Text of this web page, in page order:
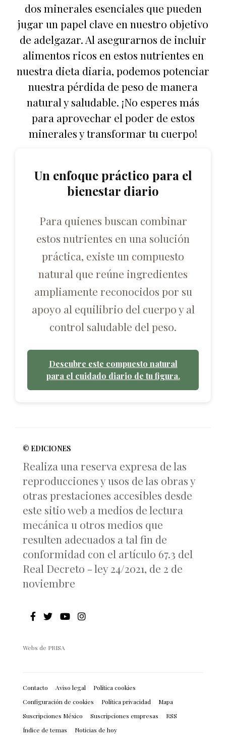
dos minerales esenciales que pueden
jugar un papel clave en nuestro objetivo
de adelgazar. Al asegurarnos de incluir
alimentos ricos en estos nutrientes en
nuestra dieta diaria, podemos potenciar
nuestra pérdida de peso de manera
natural y saludable. ¡No esperes más
para aprovechar el poder de estos
minerales y transformar tu cuerpo!
Un enfoque práctico para el
bienestar diario
Para quienes buscan combinar
estos nutrientes en una solución
práctica, existe un compuesto
natural que reúne ingredientes
ampliamente reconocidos por su
apoyo al equilibrio del cuerpo y al
control saludable del peso.
Descubre este compuesto natural
para el cuidado diario de tu figura.
© EDICIONES
Realiza una reserva expresa de las
reproducciones y usos de las obras y
otras prestaciones accesibles desde
este sitio web a medios de lectura
mecánica u otros medios que
resulten adecuados a tal fin de
conformidad con el artículo 67.3 del
Real Decreto - ley 24/2021, de 2 de
noviembre
Webs de PRISA
Contacto Aviso legal
Política cookies
Configuración de cookies
Política privacidad
Mapa
Suscripciones México
Suscripciones empresas
RSS
Índice de temas
Noticias de hoy